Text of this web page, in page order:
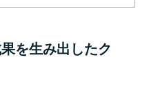
を生み出したク